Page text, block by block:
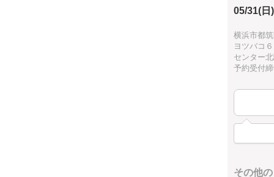
【対象年
子ども向
親子参加
のも良い
兄弟や友
05/31(日
横浜市都
ヨツバコ
センター
予約受付
その他